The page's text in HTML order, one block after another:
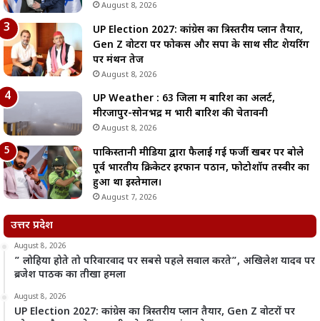
August 8, 2026
UP Election 2027: कांग्रेस का त्रिस्तरीय प्लान तैयार,
Gen Z वोटरों पर फोकस और सपा के साथ सीट शेयरिंग
पर मंथन तेज
August 8, 2026
UP Weather : 63 जिलों में बारिश का अलर्ट,
मीरजापुर-सोनभद्र में भारी बारिश की चेतावनी
August 8, 2026
पाकिस्तानी मीडिया द्वारा फैलाई गई फर्जी खबर पर बोले
पूर्व भारतीय क्रिकेटर इरफान पठान, फोटोशॉप तस्वीर का
हुआ था इस्तेमाल।
August 7, 2026
उत्तर प्रदेश
August 8, 2026
” लोहिया होते तो परिवारवाद पर सबसे पहले सवाल करते”, अखिलेश यादव पर
ब्रजेश पाठक का तीखा हमला
August 8, 2026
UP Election 2027: कांग्रेस का त्रिस्तरीय प्लान तैयार, Gen Z वोटरों पर